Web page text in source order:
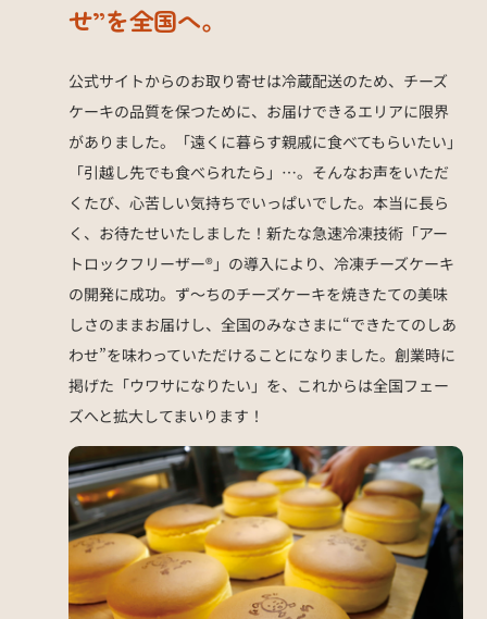
せ”を全国へ。
公式サイトからのお取り寄せは冷蔵配送のため、チーズ
ケーキの品質を保つために、お届けできるエリアに限界
がありました。「遠くに暮らす親戚に食べてもらいたい」
「引越し先でも食べられたら」…。そんなお声をいただ
くたび、心苦しい気持ちでいっぱいでした。本当に長ら
く、お待たせいたしました！新たな急速冷凍技術「アー
トロックフリーザー®」の導入により、冷凍チーズケーキ
の開発に成功。ず〜ちのチーズケーキを焼きたての美味
しさのままお届けし、全国のみなさまに“できたてのしあ
わせ”を味わっていただけることになりました。創業時に
掲げた「ウワサになりたい」を、これからは全国フェー
ズへと拡大してまいります！